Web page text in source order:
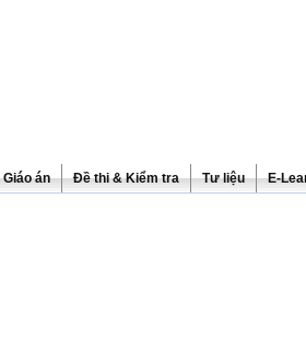
Giáo án Đề thi & Kiểm tra Tư liệu E-